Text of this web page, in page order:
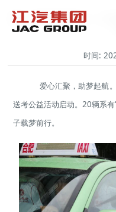
爱心汇聚 助梦起航——江
时间:
爱心汇聚，助梦起航。
送考公益活动启动。20辆系
子载梦前行。